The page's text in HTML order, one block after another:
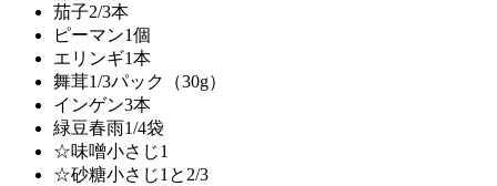
茄子2/3本
ピーマン1個
エリンギ1本
舞茸1/3パック（30g）
インゲン3本
緑豆春雨1/4袋
☆味噌小さじ1
☆砂糖小さじ1と2/3